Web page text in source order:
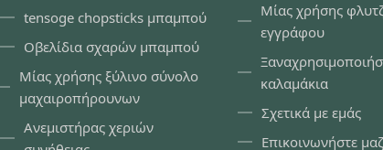
tensoge chopsticks μπαμπού
Οβελίδια σχαρών μπαμπού
Μίας χρήσης ξύλινο σύνολο
μαχαιροπήρουνων
Ανεμιστήρας χεριών
Μίας χρήσης
εγγράφου
καλαμάκια
Σχετικά με εμάς
Επικοινωνήστε